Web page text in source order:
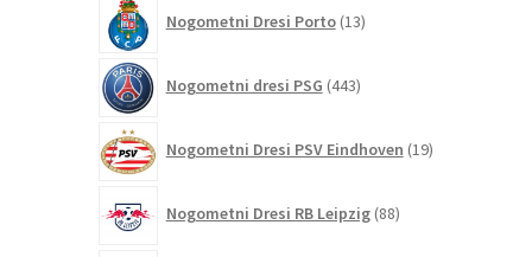
Nogometni Dresi Porto 13izdelkov
Nogometni dresi PSG 443izdelkov
Nogometni Dresi PSV Eindhoven 19izdelkov
Nogometni Dresi RB Leipzig 88izdelkov